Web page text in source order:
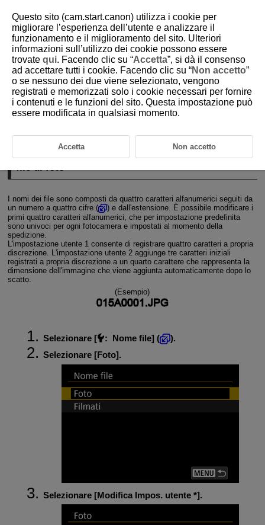
D388-205
Assegnazione di un nome ai file
Registrazione/modifica dei nomi dei file di foto
Registrazione/modifica dei nomi dei
file di foto
I nomi dei file sono composti da quattro caratteri alfanumerici seguiti da
un numero a quattro cifre (
) e dall'estensione. È possibile modificare i
primi quattro caratteri alfanumerici, che per impostazione predefinita
sono univoci per ogni fotocamera e impostati al momento della
spedizione.
L'impostazione utente 1 consente di registrare quattro caratteri a propria
discrezione. L'impostazione utente 2 aggiunge tre caratteri iniziali
registrati a propria discrezione a un quarto carattere che rappresenta la
dimensione dell'immagine che viene aggiunta automaticamente dopo lo
scatto.
(Esempio)
Selezionare [ : Nome file] (
).
Selezionare [Foto].
Selezionare [Modifica Impos. utente *].
Questo sito (cam.start.canon) utilizza i cookie per
migliorare l’esperienza dell’utente e analizzare il
funzionamento e il miglioramento del sito. Ulteriori
informazioni sull’utilizzo dei cookie possono essere
trovate qui. Facendo clic su “Accetta”, si dà il consenso
ad accettare tutti i cookie. Facendo clic su “Non accetto”
o se nessuno dei due viene selezionato, vengono
registrati e memorizzati solo i cookie necessari per fornire
i contenuti e le funzioni del sito. Questa impostazione può
essere modificata in qualsiasi momento.
Accetta Non accetto